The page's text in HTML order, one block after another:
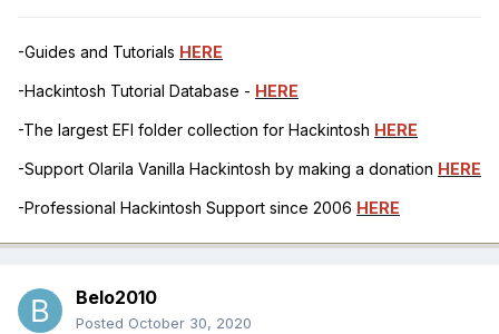
-Guides and Tutorials HERE
-Hackintosh Tutorial Database - HERE
-The largest EFI folder collection for Hackintosh HERE
-Support Olarila Vanilla Hackintosh by making a donation HERE
-Professional Hackintosh Support since 2006 HERE
Belo2010
Posted October 30, 2020